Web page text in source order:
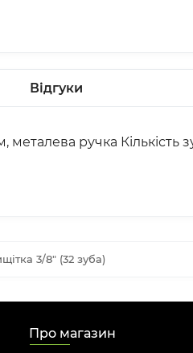
Відгуки
металева ручка
3/8" (32 зуба)
Про магазин